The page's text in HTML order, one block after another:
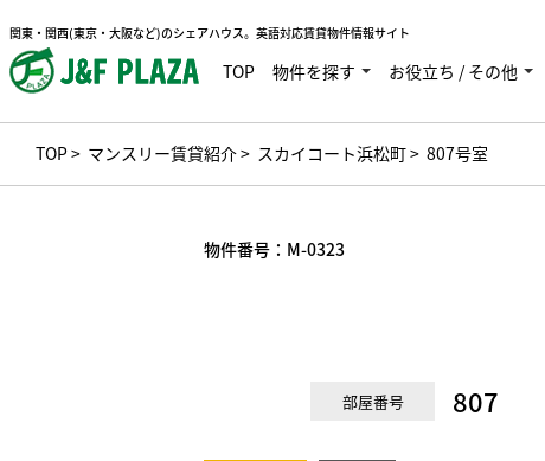
関東・関西(東京・大阪など)のシェアハウス。英語対応賃貸物件情報サイト
TOP 物件を探す お役立ち / その他
TOP> マンスリー賃貸紹介> スカイコート浜松町> 807号室
物件番号： M-0323
部屋番号 807